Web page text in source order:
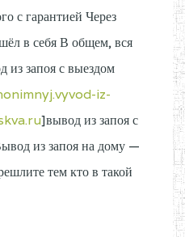
с гарантией Через
в себя В общем, вся
запоя с выездом
iz-
]вывод из запоя с
из запоя на дому —
тем кто в такой